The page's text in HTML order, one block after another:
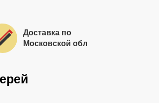
Доставка по
Московской обл